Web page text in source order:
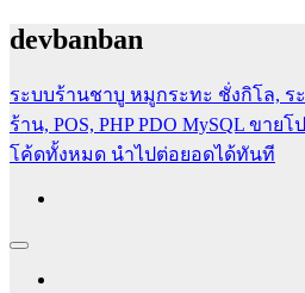
Skip
to
devbanban
ระบบร้านชาบู หมูกระทะ ชั่งกิโล, ร
ร้าน, POS, PHP PDO MySQL ขายโ
โค้ดทั้งหมด นำไปต่อยอดได้ทันที